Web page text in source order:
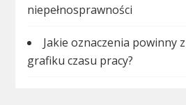
niepełnosprawności
Jakie oznaczenia powinny
grafiku czasu pracy?